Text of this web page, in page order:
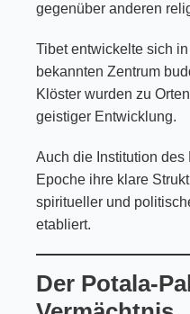
gegenüber anderen
Tibet entwickelte sich
bekannten Zentrum
Klöster wurden zu
geistiger Entwicklung.
Auch die Institution
Epoche ihre klare
spiritueller und
etabliert.
Der Potala-